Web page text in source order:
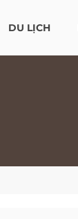
DU LỊCH